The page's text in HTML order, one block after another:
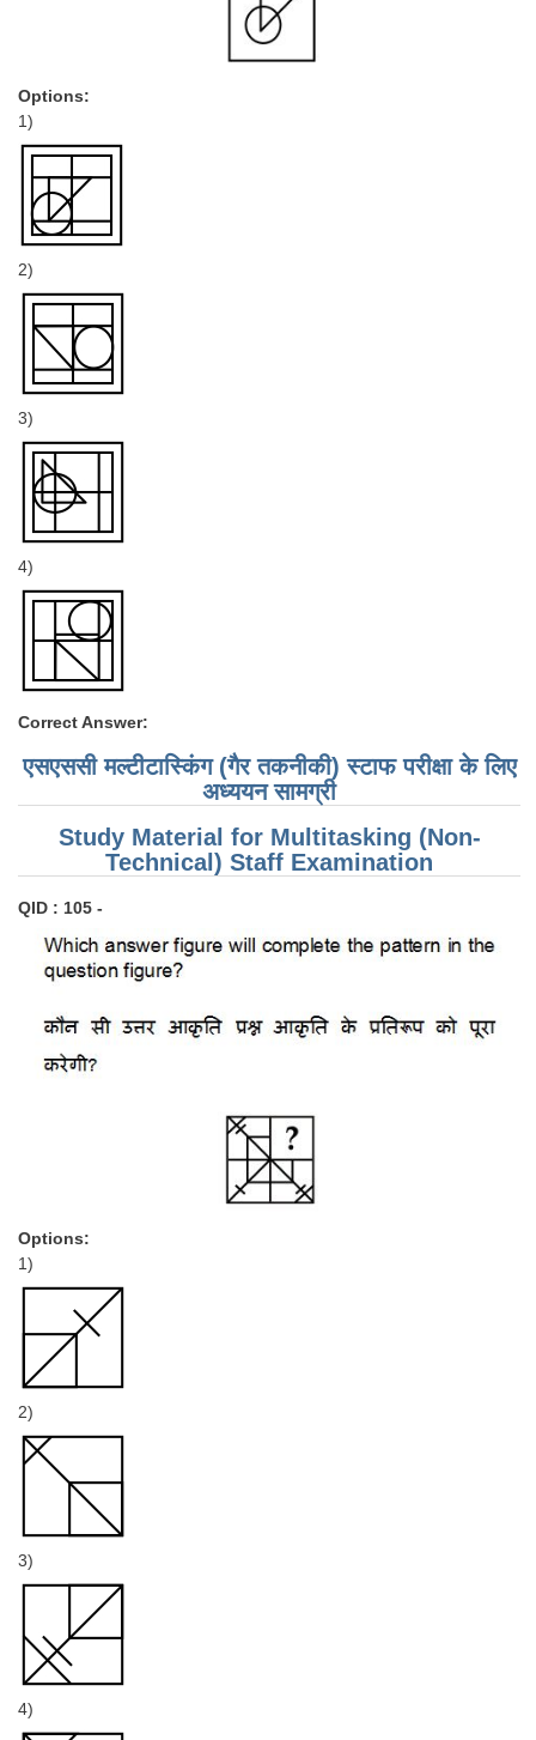
Options:
1)
2)
3)
4)
Correct Answer:
एसएससी मल्टीटास्किंग (गैर तकनीकी) स्टाफ परीक्षा के लिए
अध्ययन सामग्री
Study Material for Multitasking (Non-
Technical) Staff Examination
QID : 105 -
Options:
1)
2)
3)
4)